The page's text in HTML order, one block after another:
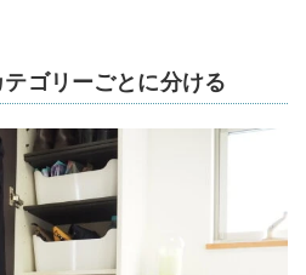
ゴリーごとに分ける